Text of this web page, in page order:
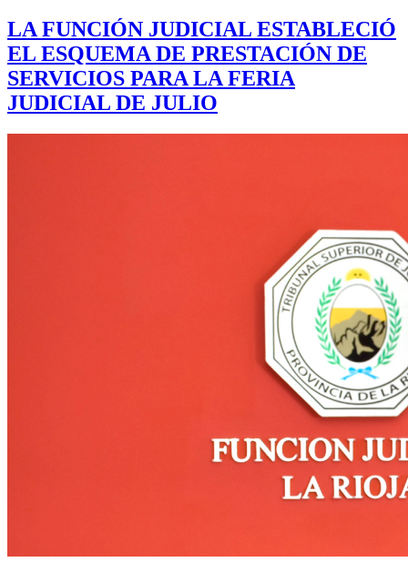
LA FUNCIÓN JUDICIAL ESTABLECIÓ
EL ESQUEMA DE PRESTACIÓN DE
SERVICIOS PARA LA FERIA
JUDICIAL DE JULIO